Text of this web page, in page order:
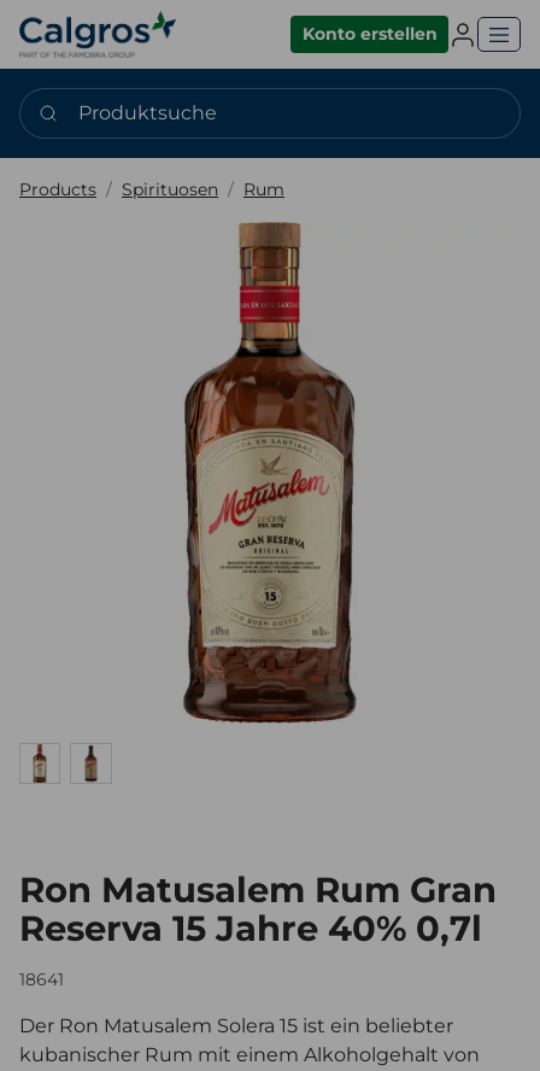
Konto erstellen
Produktsuche
Products Spirituosen Rum
Ron Matusalem Rum Gran
Reserva 15 Jahre 40% 0,7l
18641
Der Ron Matusalem Solera 15 ist ein beliebter
kubanischer Rum mit einem Alkoholgehalt von